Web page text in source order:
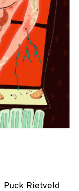
Puck Rietveld